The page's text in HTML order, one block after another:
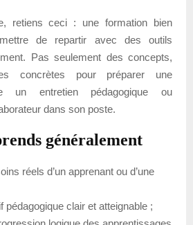
retiens ceci : une formation bien
de repartir avec des outils
Pas seulement des concepts,
concrètes pour préparer une
un entretien pédagogique ou
dans son poste.
généralement
réels d’un apprenant ou d’une
pédagogique clair et atteignable ;